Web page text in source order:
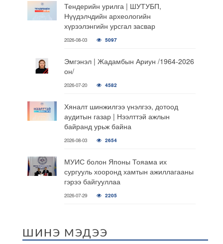
Тендерийн урилга | ШУТУБП,
Нүүдэлчдийн археологийн
хүрээлэнгийн урсгал засвар
2026-08-03 5097
Эмгэнэл | Жадамбын Ариун /1964-2026
он/
2026-07-20 4582
Хяналт шинжилгээ үнэлгээ, дотоод
аудитын газар | Нээлттэй ажлын
байранд урьж байна
2026-08-03 2654
МУИС болон Японы Тояама их
сургууль хооронд хамтын ажиллагааны
гэрээ байгууллаа
2026-07-29 2205
ШИНЭ МЭДЭЭ